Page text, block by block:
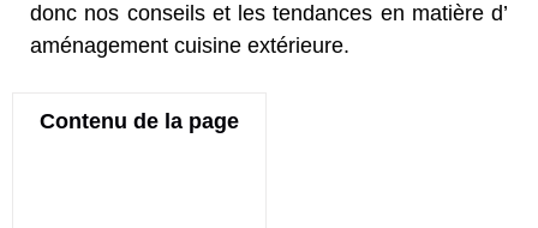
donc nos conseils et les tendances en matière d’
aménagement cuisine extérieure.
Contenu de la page